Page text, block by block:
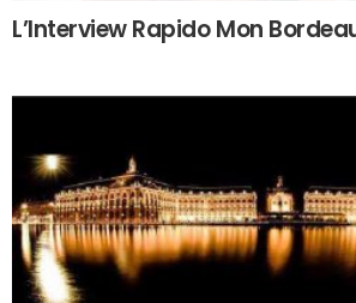
L’Interview Rapido Mon